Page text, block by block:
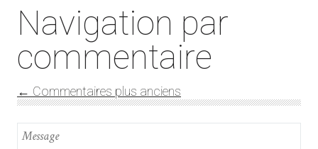
Navigation par
commentaire
← Commentaires plus anciens